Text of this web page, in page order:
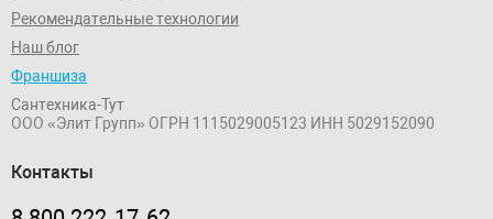
Рекомендательные технологии
Наш блог
Франшиза
Сантехника-Тут
ООО «Элит Групп» ОГРН 1115029005123 ИНН 5029152090
Контакты